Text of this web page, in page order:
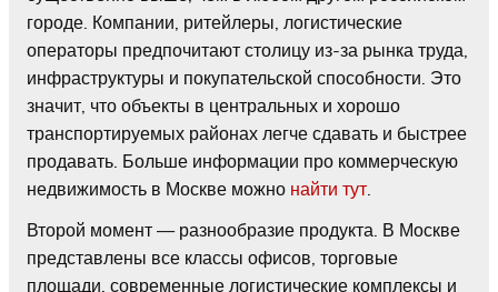
городе. Компании, ритейлеры, логистические
операторы предпочитают столицу из-за рынка труда,
инфраструктуры и покупательской способности. Это
значит, что объекты в центральных и хорошо
транспортируемых районах легче сдавать и быстрее
продавать. Больше информации про коммерческую
недвижимость в Москве можно найти тут
Второй момент — разнообразие продукта. В Москве
представлены все классы офисов, торговые
площади, современные логистические комплексы и